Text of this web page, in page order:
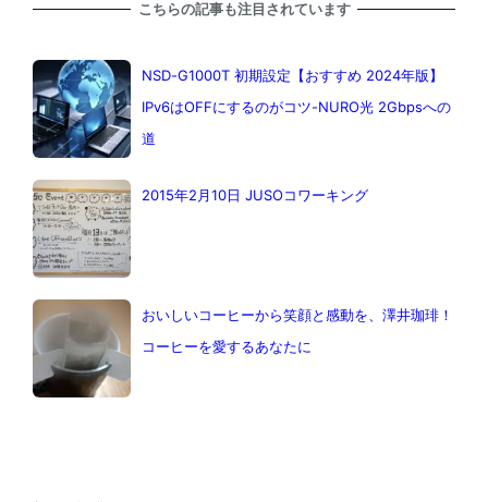
こちらの記事も注目されています
NSD-G1000T 初期設定【おすすめ 2024年版】
IPv6はOFFにするのがコツ-NURO光 2Gbpsへの
道
2015年2月10日 JUSOコワーキング
おいしいコーヒーから笑顔と感動を、澤井珈琲！
コーヒーを愛するあなたに